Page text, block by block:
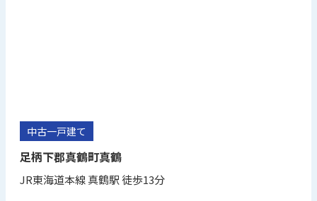
中古一戸建て
足柄下郡真鶴町真鶴
JR東海道本線 真鶴駅 徒歩13分